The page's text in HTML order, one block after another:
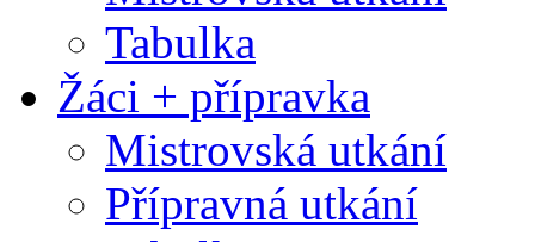
Tabulka
Žáci + přípravka
Mistrovská utkání
Přípravná utkání